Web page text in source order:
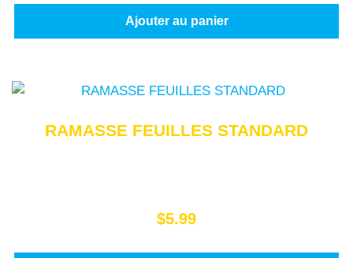
Ajouter au panier
RAMASSE FEUILLES STANDARD
$5.99